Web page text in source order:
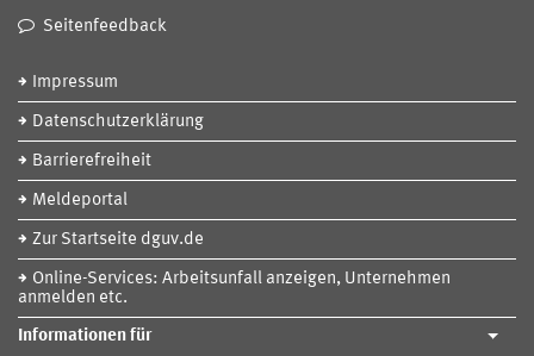
Seitenfeedback
Impressum
Datenschutzerklärung
Barrierefreiheit
Meldeportal
Zur Startseite dguv.de
Online-Services: Arbeitsunfall anzeigen, Unternehmen
anmelden etc.
Informationen für